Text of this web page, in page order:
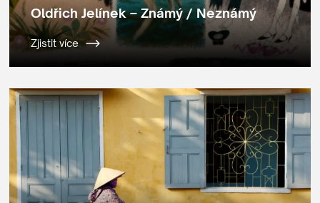
Oldřich Jelínek – Známý / Neznámý
Zjistit více